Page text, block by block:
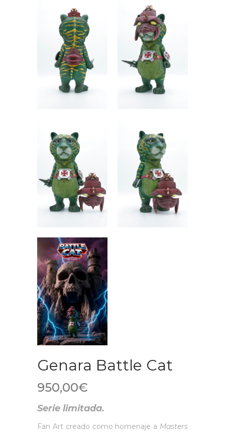
Genara Battle Cat
950,00€
Serie limitada.
Fan Art creado como homenaje a Masters